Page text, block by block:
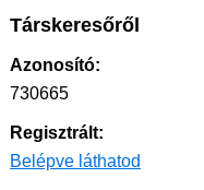
Társkeresőről
Azonosító:
730665
Regisztrált:
Belépve láthatod